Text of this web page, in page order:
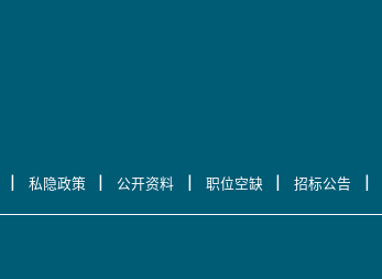
| 私隐政策 | 公开资料 | 职位空缺 | 招标公告 |